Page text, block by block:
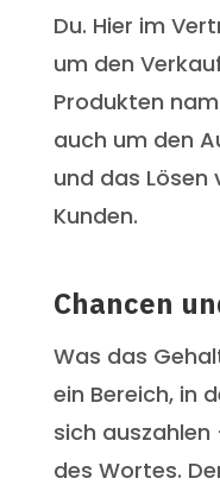
Du. Hier im
um den
Produkten
auch um den
und das Lösen
Kunden.
Chancen
Was das
ein Bereich, in
sich
des Wortes.